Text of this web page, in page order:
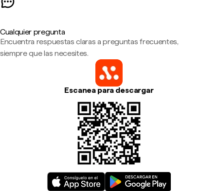
Cualquier pregunta
Encuentra respuestas claras a preguntas frecuentes,
siempre que las necesites.
Escanea para descargar